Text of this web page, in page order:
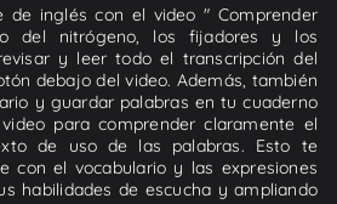
de inglés con el video " Comprender
del nitrógeno, los fijadores y los
y leer todo el transcripción del
debajo del video. Además, también
y guardar palabras en tu cuaderno
para comprender claramente el
de uso de las palabras. Esto te
con el vocabulario y las expresiones
habilidades de escucha y ampliando